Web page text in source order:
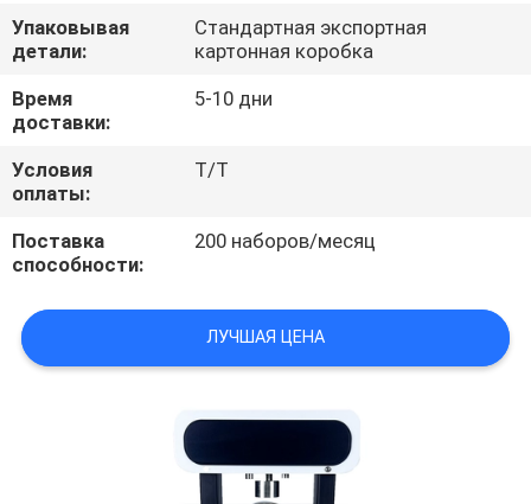
СВЯЖИТЕСЬ
МЫ
СПРОСИТЕ
ЦИТАТУ
САЙТА
Упаковывая
детали:
Стандартная экспортная
картонная коробка
Время
доставки:
5-10 дни
Условия
оплаты:
T/T
Поставка
способности:
200 наборов/месяц
ЛУЧШАЯ ЦЕНА